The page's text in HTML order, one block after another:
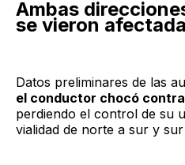
Ambas
se vieron
Datos preliminares de las
el conductor chocó
perdiendo el control de su
vialidad de norte a sur y